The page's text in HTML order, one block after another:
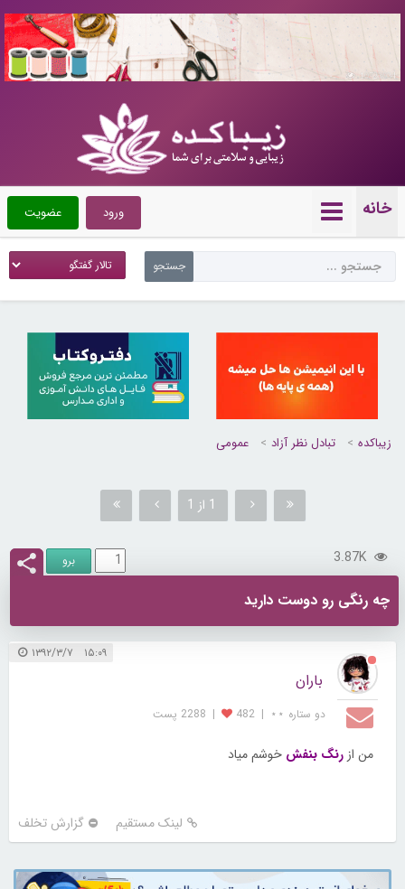
10723034
خانه عضویت ورود
زیباکده تبادل نظر آزاد عمومی
1 از 1
3.87K
چه رنگی رو دوست دارید
۱۵:۰۹ ۱۳۹۲/۳/۷
باران
دو ستاره ⋆⋆ |
482
| 2288 پست
من از رنگ بنفش خوشم میاد
لینک مستقیم گزارش تخلف